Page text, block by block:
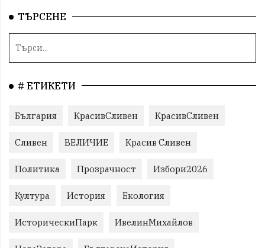
ТЪРСЕНЕ
# ЕТИКЕТИ
България КрасивСливен КрасивСливен
Сливен ВЕЛИЧИЕ Красив Сливен
Политика Прозрачност Избори2026
Култура История Екология
ИсторическиПарк ИвелинМихайлов